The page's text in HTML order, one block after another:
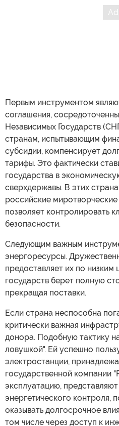
Первым инструментом
соглашения,
Независимых Государств
странам, испытывающим
субсидии, компенсирует
тарифы. Это фактически
государства в
сверхдержавы. В этих
российские миротворческие
позволяет контролировать
безопасности.
Следующим важным
энергоресурсы.
предоставляет их по
государств берет полную
прекращая поставки.
Если страна неспособна
критически важная
донора. Подобную тактику
ловушкой". Ей успешно
электростанции,
государственной компании
эксплуатацию,
энергетического контроля,
оказывать долгосрочное
том числе через доступ к